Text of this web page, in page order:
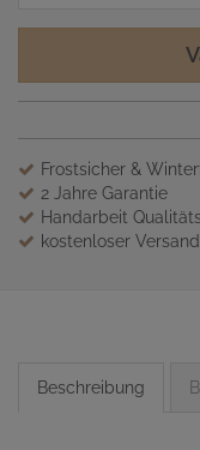
Frostsicher &
2 Jahre Garantie
Handarbeit
kostenloser
Beschreibung